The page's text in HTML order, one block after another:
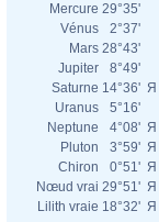
Mercure 29°35'
Vénus
2°37'
Mars 28°43'
Jupiter
8°49'
Saturne 14°36' Я
Uranus
5°16'
Neptune
4°08' Я
Pluton
3°59' Я
Chiron
0°51' Я
Nœud vrai 29°51' Я
Lilith vraie 18°32' Я